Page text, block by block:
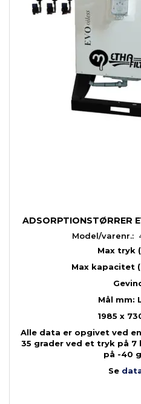
ADSORPTIONSTØRRER
Model/varenr.:
Max tryk
Max kapacitet
Mål mm:
1985 x
Alle data er opgivet ved
35 grader ved et tryk på
på -40
Se